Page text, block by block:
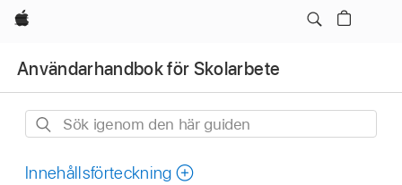
Apple
Användarhandbok för Skolarbete
Sök
den
Innehållsförteckning